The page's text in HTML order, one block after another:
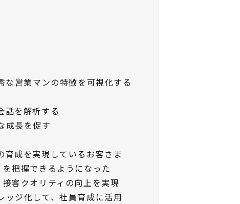
営業マンの特徴を可視化する
話を解析する
成長を促す
成を実現しているお客さま
把握できるようになった
客クオリティの向上を実現
ジ化して、社員育成に活用